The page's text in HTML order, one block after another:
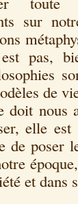
sur
pas,
de
doit nous
elle
de poser
et dans